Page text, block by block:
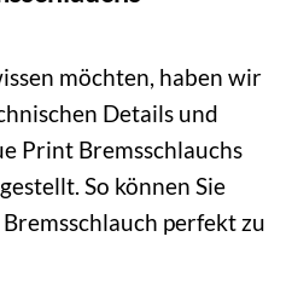
möchten, haben wir
Details und
Print Bremsschlauchs
So können Sie
perfekt zu